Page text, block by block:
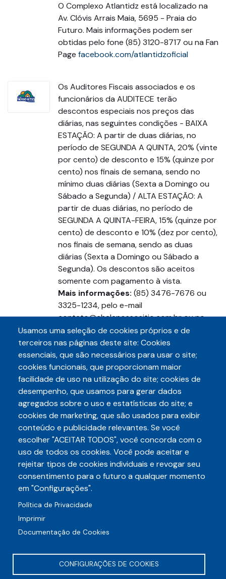
O Complexo Atlantidz está localizado na
Av. Clóvis Arrais Maia, 5695 - Praia do
Futuro. Mais informações podem ser
obtidas pelo fone (85) 3120-8717 ou na Fan
Page facebook.com/atlantidzoficial
Os Auditores Fiscais associados e os
funcionários da AUDITECE terão
descontos especiais nos preços das
diárias, nas seguintes condições - BAIXA
ESTAÇÃO: A partir de duas diárias, no
período de SEGUNDA A QUINTA, 20% (vinte
por cento) de desconto e 15% (quinze por
cento) nos finais de semana, sendo no
mínimo duas diárias (Sexta a Domingo ou
Sábado a Segunda) / ALTA ESTAÇÃO: A
partir de duas diárias, no período de
SEGUNDA A QUINTA-FEIRA, 15% (quinze por
cento) de desconto e 10% (dez por cento),
nos finais de semana, sendo as duas
diárias (Sexta a Domingo ou Sábado a
Segunda). Os descontos são aceitos
somente com pagamento à vista.
Mais informações: (85) 3476-7676 ou
3325-1234, pelo e-mail
contato@chalenossositio.com.br ou no
sitewww.chalenossositio.com.br.
Paginação
Inscrever-se em Turismo e Lazer
Telefone
(85)3248-5657
E-mail
auditece@auditece.org.br
Usamos uma seleção de cookies próprios e de
terceiros nas páginas deste site: Cookies
essenciais, que são necessários para usar o site;
cookies funcionais, que proporcionam maior
facilidade de uso na utilização do site; cookies de
desempenho, que usamos para gerar dados
agregados sobre o uso e estatísticas do site; e
cookies de marketing, que são usados para exibir
conteúdo e publicidade relevantes. Se você
escolher "ACEITAR TODOS", você concorda com o
uso de todos os cookies. Você pode aceitar e
rejeitar tipos de cookies individuais e revogar seu
consentimento para o futuro a qualquer momento
em "Configurações".
Política de Privacidade
Imprimir
Documentação de Cookies
CONFIGURAÇÕES DE COOKIES